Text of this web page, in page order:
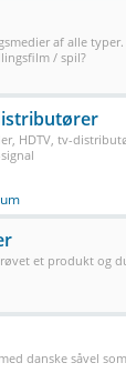
af alle
/ spil?
HDTV, tv-
et produkt og
danske såvel